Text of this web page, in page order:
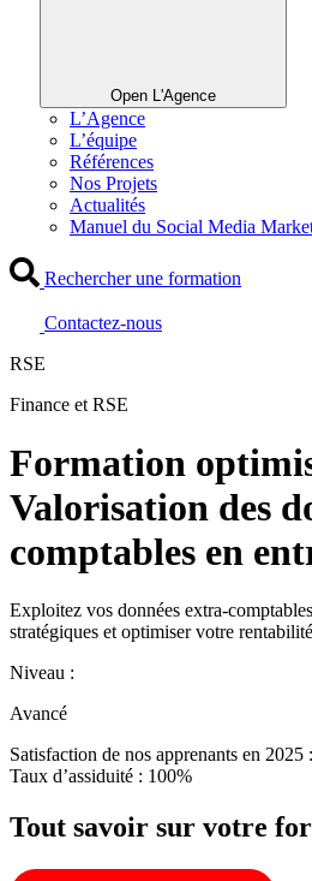
Open L'Agence
L’Agence
L’équipe
Références
Nos Projets
Actualités
Manuel du Social Media
Rechercher une formation
Contactez-nous
RSE
Finance et RSE
Formation
Valorisation des
comptables en
Exploitez vos données extra-
stratégiques et optimiser votre
Niveau :
Avancé
Satisfaction de nos apprenants en 2025
Taux d’assiduité : 100%
Tout savoir sur votre